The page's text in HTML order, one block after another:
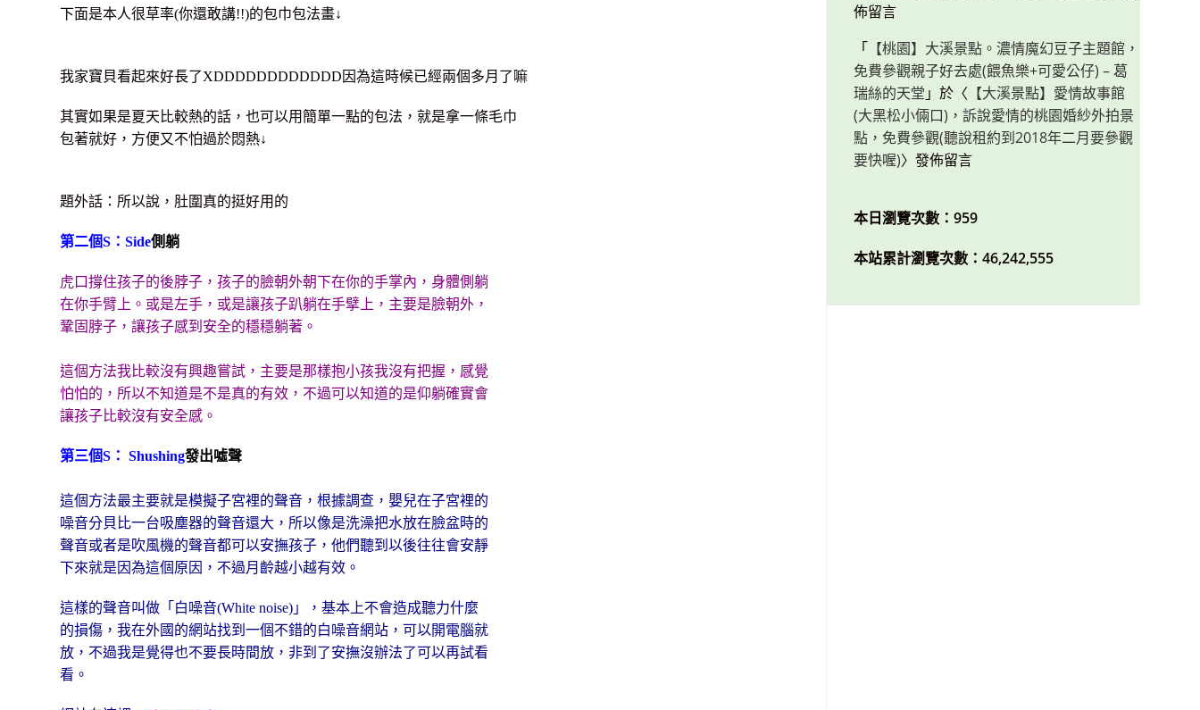
下面是本人很草率(你還敢講!!)的包巾包法畫↓
我家寶貝看起來好長了XDDDDDDDDDDDD因為這時候已經兩個多月了嘛
其實如果是夏天比較熱的話，也可以用簡單一點的包法，就是拿一條毛巾
包著就好，方便又不怕過於悶熱↓
題外話：所以說，肚圍真的挺好用的
第二個S：Side側躺
虎口撐住孩子的後脖子，孩子的臉朝外朝下在你的手掌內，身體側躺
在你手臂上。或是左手，或是讓孩子趴躺在手擘上，主要是臉朝外，
鞏固脖子，讓孩子感到安全的穩穩躺著。
這個方法我比較沒有興趣嘗試，主要是那樣抱小孩我沒有把握，感覺
怕怕的，所以不知道是不是真的有效，不過可以知道的是仰躺確實會
讓孩子比較沒有安全感。
第三個S： Shushing發出噓聲
這個方法最主要就是模擬子宮裡的聲音，根據調查，嬰兒在子宮裡的
噪音分貝比一台吸塵器的聲音還大，所以像是洗澡把水放在臉盆時的
聲音或者是吹風機的聲音都可以安撫孩子，他們聽到以後往往會安靜
下來就是因為這個原因，不過月齡越小越有效。
這樣的聲音叫做「白噪音(White noise)」，基本上不會造成聽力什麼
的損傷，我在外國的網站找到一個不錯的白噪音網站，可以開電腦就
放，不過我是覺得也不要長時間放，非到了安撫沒辦法了可以再試看
看。
佈留言
「 【桃園】大溪景點。濃情魔幻豆子主題館，
免費參觀親子好去處(餵魚樂+可愛公仔) – 葛
瑞絲的天堂 」於〈 【大溪景點】愛情故事館
(大黑松小倆口)，訴說愛情的桃園婚紗外拍景
點，免費參觀(聽說租約到2018年二月要參觀
要快喔)〉發佈留言
本日瀏覽次數：959
本站累計瀏覽次數：46,242,555